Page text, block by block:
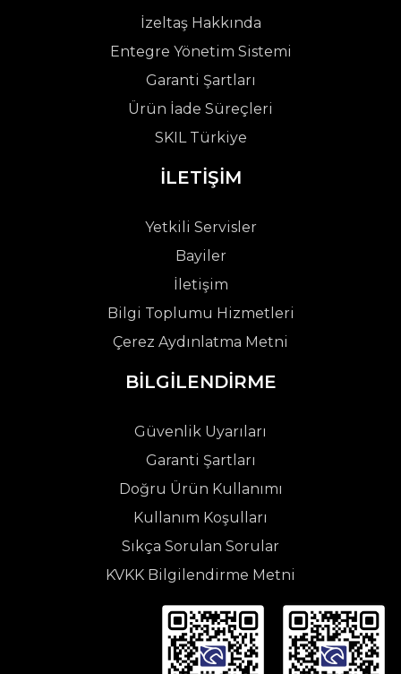
İzeltaş Hakkında
Entegre Yönetim Sistemi
Garanti Şartları
Ürün İade Süreçleri
SKIL Türkiye
İLETİŞİM
Yetkili Servisler
Bayiler
İletişim
Bilgi Toplumu Hizmetleri
Çerez Aydınlatma Metni
BİLGİLENDİRME
Güvenlik Uyarıları
Garanti Şartları
Doğru Ürün Kullanımı
Kullanım Koşulları
Sıkça Sorulan Sorular
KVKK Bilgilendirme Metni